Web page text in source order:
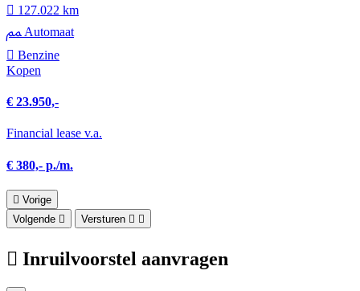
127.022 km
Automaat
Benzine
Kopen
€ 23.950,-
Financial lease v.a.
€ 380,- p./m.
Vorige
Volgende
Versturen
Inruilvoorstel aanvragen